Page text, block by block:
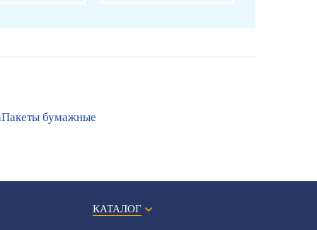
Пакеты бумажные
КАТАЛОГ